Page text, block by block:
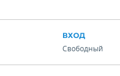
ВХОД
Свободный